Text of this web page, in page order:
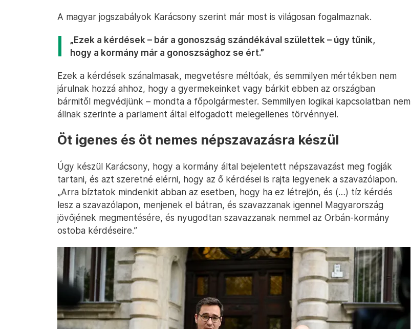
A magyar jogszabályok Karácsony szerint már most is világosan fogalmaznak.
„Ezek a kérdések – bár a gonoszság szándékával születtek – úgy tűnik,
hogy a kormány már a gonoszsághoz se ért.”
Ezek a kérdések szánalmasak, megvetésre méltóak, és semmilyen mértékben nem
járulnak hozzá ahhoz, hogy a gyermekeinket vagy bárkit ebben az országban
bármitől megvédjünk – mondta a főpolgármester. Semmilyen logikai kapcsolatban nem
állnak szerinte a parlament által elfogadott melegellenes törvénnyel.
Öt igenes és öt nemes népszavazásra készül
Úgy készül Karácsony, hogy a kormány által bejelentett népszavazást meg fogják
tartani, és azt szeretné elérni, hogy az ő kérdései is rajta legyenek a szavazólapon.
„Arra bíztatok mindenkit abban az esetben, hogy ha ez létrejön, és (…) tíz kérdés
lesz a szavazólapon, menjenek el bátran, és szavazzanak igennel Magyarország
jövőjének megmentésére, és nyugodtan szavazzanak nemmel az Orbán-kormány
ostoba kérdéseire.”